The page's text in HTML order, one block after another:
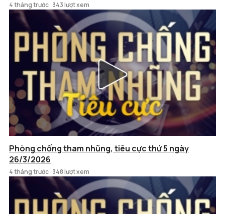
4 tháng trước 343 lượt xem
Phòng chống tham nhũng, tiêu cực thứ 5 ngày
26/3/2026
4 tháng trước 348 lượt xem